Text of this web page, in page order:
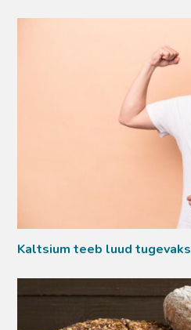
Kaltsium teeb luud tugevaks